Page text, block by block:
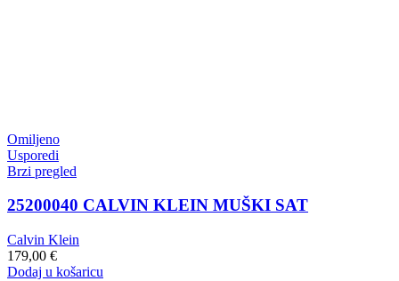
Omiljeno
Usporedi
Brzi pregled
25200040 CALVIN KLEIN MUŠKI SAT
Calvin Klein
179,00 €
Dodaj u košaricu